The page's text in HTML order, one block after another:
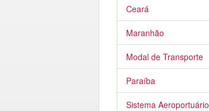
Ceará
Maranhão
Modal de Transporte
Paraíba
Sistema Aeroportuário